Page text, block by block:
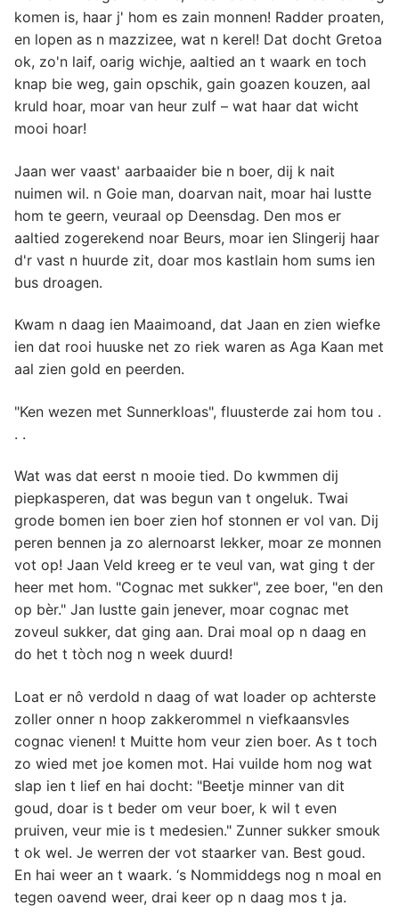
komen is, haar j' hom es zain monnen! Radder proaten,
en lopen as n mazzizee, wat n kerel! Dat docht Gretoa
ok, zo'n laif, oarig wichje, aaltied an t waark en toch
knap bie weg, gain opschik, gain goazen kouzen, aal
kruld hoar, moar van heur zulf – wat haar dat wicht
mooi hoar!
Jaan wer vaast' aarbaaider bie n boer, dij k nait
nuimen wil. n Goie man, doarvan nait, moar hai lustte
hom te geern, veuraal op Deensdag. Den mos er
aaltied zogerekend noar Beurs, moar ien Slingerij haar
d'r vast n huurde zit, doar mos kastlain hom sums ien
bus droagen.
Kwam n daag ien Maaimoand, dat Jaan en zien wiefke
ien dat rooi huuske net zo riek waren as Aga Kaan met
aal zien gold en peerden.
"Ken wezen met Sunnerkloas", fluusterde zai hom tou .
. .
Wat was dat eerst n mooie tied. Do kwmmen dij
piepkasperen, dat was begun van t ongeluk. Twai
grode bomen ien boer zien hof stonnen er vol van. Dij
peren bennen ja zo alernoarst lekker, moar ze monnen
vot op! Jaan Veld kreeg er te veul van, wat ging t der
heer met hom. "Cognac met sukker", zee boer, "en den
op bèr." Jan lustte gain jenever, moar cognac met
zoveul sukker, dat ging aan. Drai moal op n daag en
do het t tòch nog n week duurd!
Loat er nô verdold n daag of wat loader op achterste
zoller onner n hoop zakkerommel n viefkaansvles
cognac vienen! t Muitte hom veur zien boer. As t toch
zo wied met joe komen mot. Hai vuilde hom nog wat
slap ien t lief en hai docht: "Beetje minner van dit
goud, doar is t beder om veur boer, k wil t even
pruiven, veur mie is t medesien." Zunner sukker smouk
t ok wel. Je werren der vot staarker van. Best goud.
En hai weer an t waark. ‘s Nommiddegs nog n moal en
tegen oavend weer, drai keer op n daag mos t ja.